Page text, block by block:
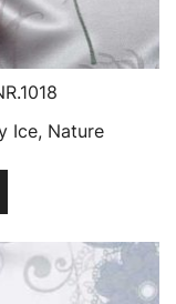
Ice, Nature